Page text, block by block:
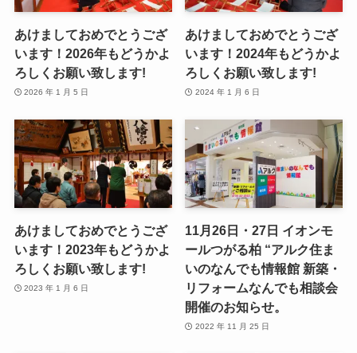
あけましておめでとうござ
います！2026年もどうかよ
ろしくお願い致します!
2026 年 1 月 5 日
あけましておめでとうござ
います！2024年もどうかよ
ろしくお願い致します!
2024 年 1 月 6 日
あけましておめでとうござ
います！2023年もどうかよ
ろしくお願い致します!
2023 年 1 月 6 日
11月26日・27日 イオンモ
ールつがる柏 “アルク住ま
いのなんでも情報館 新築・
リフォームなんでも相談会
開催のお知らせ。
2022 年 11 月 25 日